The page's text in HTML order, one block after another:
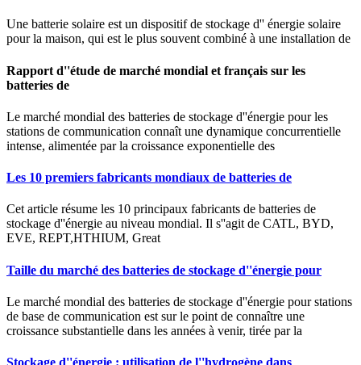
Une batterie solaire est un dispositif de stockage d'' énergie solaire
pour la maison, qui est le plus souvent combiné à une installation de
Rapport d''étude de marché mondial et français sur les
batteries de
Le marché mondial des batteries de stockage d''énergie pour les
stations de communication connaît une dynamique concurrentielle
intense, alimentée par la croissance exponentielle des
Les 10 premiers fabricants mondiaux de batteries de
Cet article résume les 10 principaux fabricants de batteries de
stockage d''énergie au niveau mondial. Il s''agit de CATL, BYD,
EVE, REPT,HTHIUM, Great
Taille du marché des batteries de stockage d''énergie pour
Le marché mondial des batteries de stockage d''énergie pour stations
de base de communication est sur le point de connaître une
croissance substantielle dans les années à venir, tirée par la